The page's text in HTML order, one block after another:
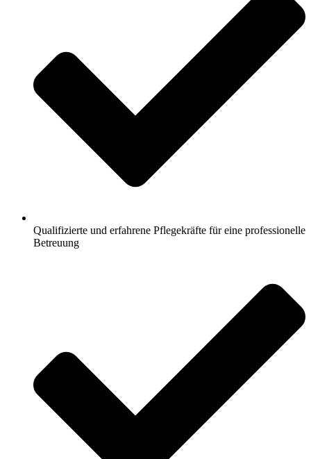
Qualifizierte und erfahrene Pflegekräfte für eine professionelle
Betreuung